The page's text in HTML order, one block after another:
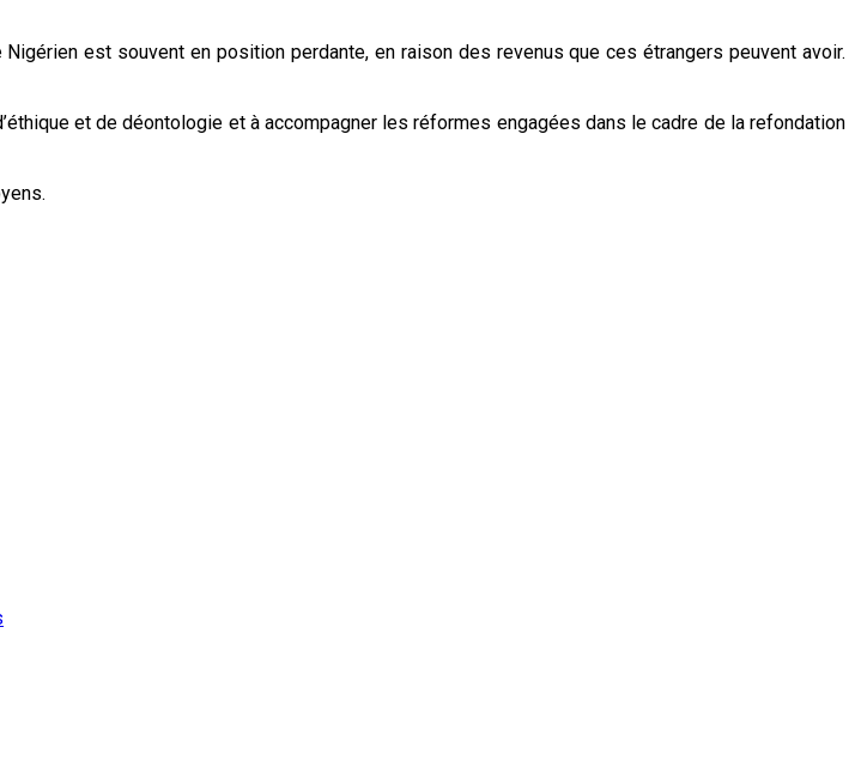
est souvent en position perdante, en raison des revenus que ces étrangers peuvent avoir.
et de déontologie et à accompagner les réformes engagées dans le cadre de la refondation